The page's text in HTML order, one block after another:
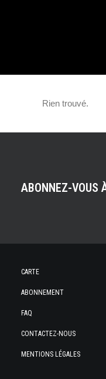
Rien trouvé.
ABONNEZ-VOUS
CARTE
ABONNEMENT
FAQ
CONTACTEZ-NOUS
MENTIONS LÉGALES